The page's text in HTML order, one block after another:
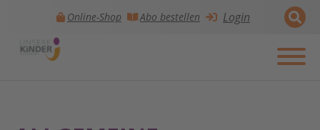
Skip to main navigation
Zum Hauptinhalt springen
Skip to page footer
Online-Shop Abo bestellen Login